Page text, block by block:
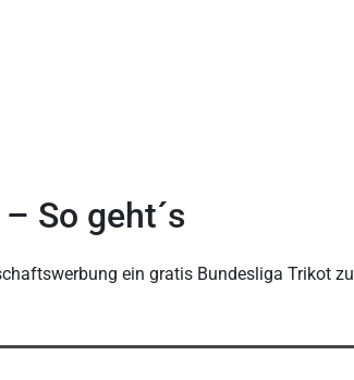
So geht´s
ein gratis Bundesliga Trikot zu